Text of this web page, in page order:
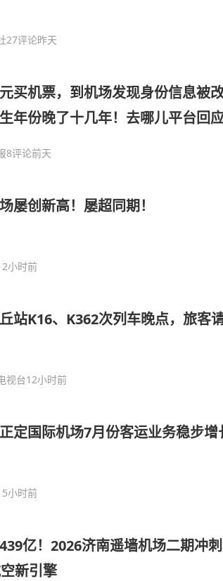
27评论昨天
买机票，到机场发现身份信息被
年份晚了十几年！去哪儿平台回
8评论前天
屡创新高！屡超同期！
小时前
站K16、K362次列车晚点，旅客
视台12小时前
定国际机场7月份客运业务稳步增
小时前
亿！2026济南遥墙机场二期冲
新引擎